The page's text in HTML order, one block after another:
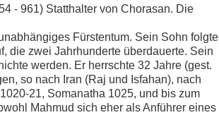
- 961) Statthalter von Chorasan. Die
Fürstentum. Sein Sohn folgte
die zwei Jahrhunderte überdauerte. Sein
werden. Er herrschte 32 Jahre (gest.
so nach Iran (Raj und Isfahan), nach
21, Somanatha 1025, und bis zum
Mahmud sich eher als Anführer eines